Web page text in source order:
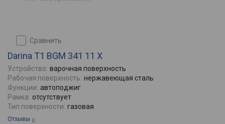
сравнить
Darina T1 BGM 341 11 X
Устройство: варочная поверхность
Рабочая поверхность: нержавеющая сталь
Функции: автоподжиг
Рамка: отсутствует
Тип поверхности: газовая
Отзывы 0